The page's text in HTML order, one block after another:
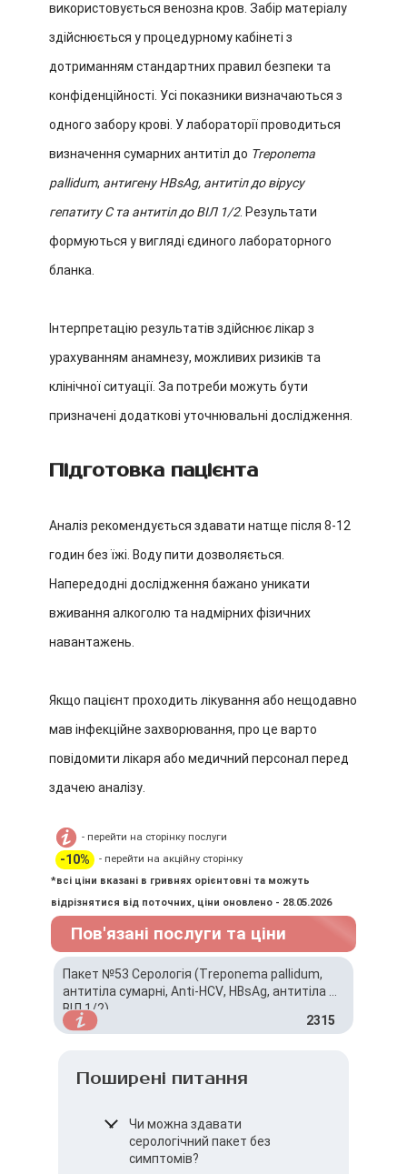
використовується венозна кров. Забір матеріалу
здійснюється у процедурному кабінеті з
дотриманням стандартних правил безпеки та
конфіденційності. Усі показники визначаються з
одного забору крові. У лабораторії проводиться
визначення сумарних антитіл до Treponema
pallidum, антигену HBsAg, антитіл до вірусу
гепатиту С та антитіл до ВІЛ 1/2. Результати
формуються у вигляді єдиного лабораторного
бланка.
Інтерпретацію результатів здійснює лікар з
урахуванням анамнезу, можливих ризиків та
клінічної ситуації. За потреби можуть бути
призначені додаткові уточнювальні дослідження.
Підготовка пацієнта
Аналіз рекомендується здавати натще після 8-12
годин без їжі. Воду пити дозволяється.
Напередодні дослідження бажано уникати
вживання алкоголю та надмірних фізичних
навантажень.
Якщо пацієнт проходить лікування або нещодавно
мав інфекційне захворювання, про це варто
повідомити лікаря або медичний персонал перед
здачею аналізу.
- перейти на сторінку послуги
-10%
- перейти на акційну сторінку
*всі ціни вказані в гривнях орієнтовні та можуть
відрізнятися від поточних, ціни оновлено - 28.05.2026
Пов'язані послуги та ціни
Пакет №53 Серологія (Treponema pallidum,
антитіла сумарні, Anti-HCV, HBsAg, антитіла до
ВІЛ 1/2)
2315
Поширені питання
Чи можна здавати
серологічний пакет без
симптомів?